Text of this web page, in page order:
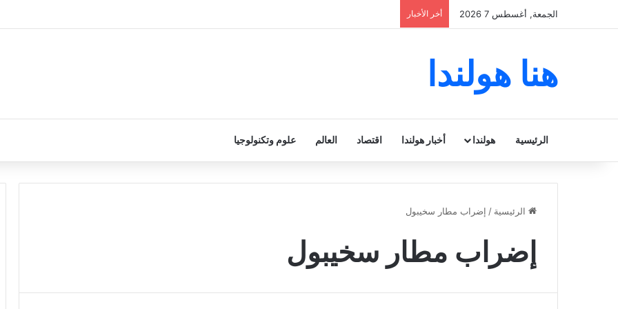
الجمعة, أغسطس 7 2026 أخر الأخبار
هنا هولندا
الرئيسية هولندا أخبار هولندا اقتصاد العالم علوم وتكنولوجيا
الرئيسية / إضراب مطار سخيبول
إضراب مطار سخيبول